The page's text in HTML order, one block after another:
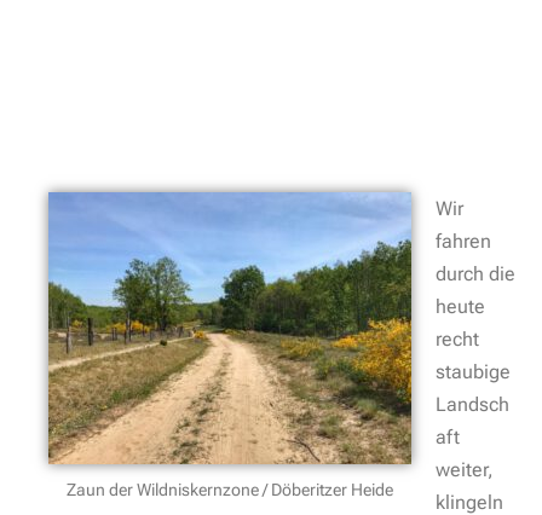
Zaun der Wildniskernzone / Döberitzer Heide
Wir
fahren
durch die
heute
recht
staubige
Landsch
aft
weiter,
klingeln